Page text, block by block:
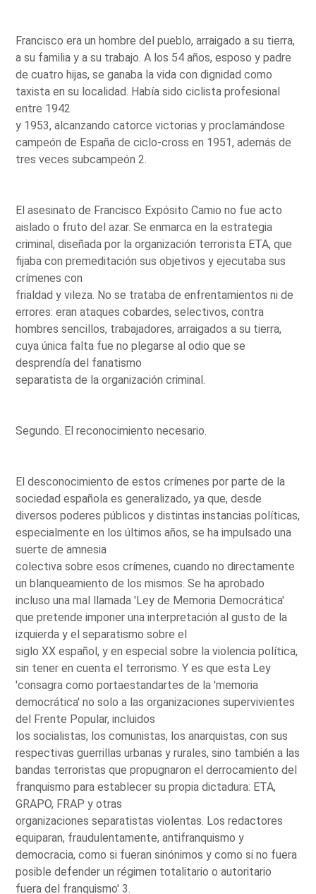
Francisco era un hombre del pueblo, arraigado a su tierra,
a su familia y a su trabajo. A los 54 años, esposo y padre
de cuatro hijas, se ganaba la vida con dignidad como
taxista en su localidad. Había sido ciclista profesional
entre 1942
y 1953, alcanzando catorce victorias y proclamándose
campeón de España de ciclo-cross en 1951, además de
tres veces subcampeón 2.
El asesinato de Francisco Expósito Camio no fue acto
aislado o fruto del azar. Se enmarca en la estrategia
criminal, diseñada por la organización terrorista ETA, que
fijaba con premeditación sus objetivos y ejecutaba sus
crímenes con
frialdad y vileza. No se trataba de enfrentamientos ni de
errores: eran ataques cobardes, selectivos, contra
hombres sencillos, trabajadores, arraigados a su tierra,
cuya única falta fue no plegarse al odio que se
desprendía del fanatismo
separatista de la organización criminal.
Segundo. El reconocimiento necesario.
El desconocimiento de estos crímenes por parte de la
sociedad española es generalizado, ya que, desde
diversos poderes públicos y distintas instancias políticas,
especialmente en los últimos años, se ha impulsado una
suerte de amnesia
colectiva sobre esos crímenes, cuando no directamente
un blanqueamiento de los mismos. Se ha aprobado
incluso una mal llamada 'Ley de Memoria Democrática'
que pretende imponer una interpretación al gusto de la
izquierda y el separatismo sobre el
siglo XX español, y en especial sobre la violencia política,
sin tener en cuenta el terrorismo. Y es que esta Ley
'consagra como portaestandartes de la 'memoria
democrática' no solo a las organizaciones supervivientes
del Frente Popular, incluidos
los socialistas, los comunistas, los anarquistas, con sus
respectivas guerrillas urbanas y rurales, sino también a las
bandas terroristas que propugnaron el derrocamiento del
franquismo para establecer su propia dictadura: ETA,
GRAPO, FRAP y otras
organizaciones separatistas violentas. Los redactores
equiparan, fraudulentamente, antifranquismo y
democracia, como si fueran sinónimos y como si no fuera
posible defender un régimen totalitario o autoritario
fuera del franquismo' 3.